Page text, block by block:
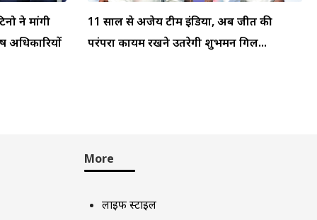
ने मांगी
अधिकारियों
11 साल से अजेय टीम इंडिया, अब जीत की
परंपरा कायम रखने उतरेगी शुभमन गिल...
More
लाइफ स्टाइल